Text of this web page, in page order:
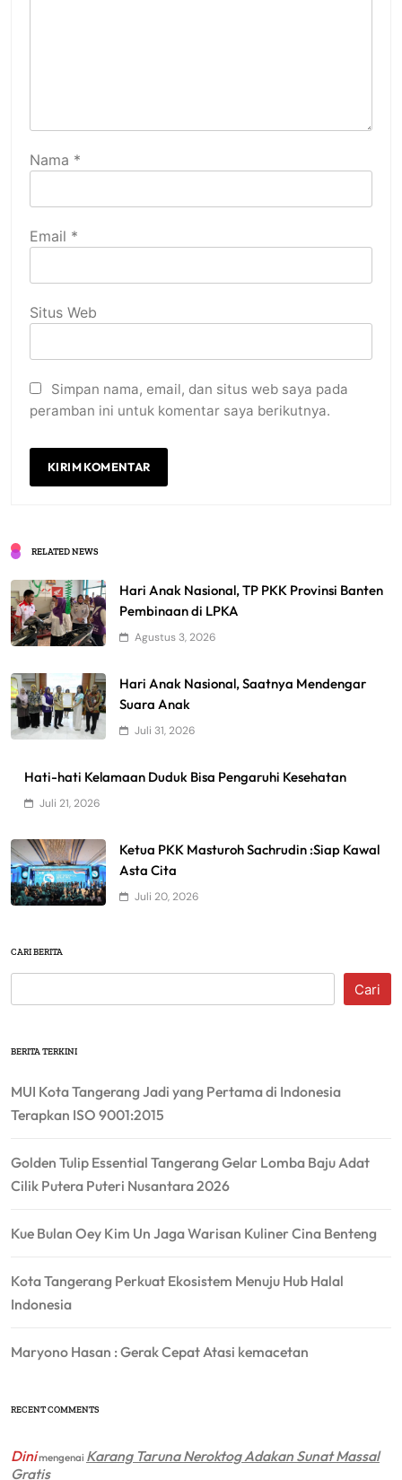
Nama *
Email *
Situs Web
Simpan nama, email, dan situs web saya pada
peramban ini untuk komentar saya berikutnya.
RELATED NEWS
Hari Anak Nasional, TP PKK Provinsi Banten
Pembinaan di LPKA
Agustus 3, 2026
Hari Anak Nasional, Saatnya Mendengar
Suara Anak
Juli 31, 2026
Hati-hati Kelamaan Duduk Bisa Pengaruhi Kesehatan
Juli 21, 2026
Ketua PKK Masturoh Sachrudin :Siap Kawal
Asta Cita
Juli 20, 2026
CARI BERITA
Cari
BERITA TERKINI
MUI Kota Tangerang Jadi yang Pertama di Indonesia
Terapkan ISO 9001:2015
Golden Tulip Essential Tangerang Gelar Lomba Baju Adat
Cilik Putera Puteri Nusantara 2026
Kue Bulan Oey Kim Un Jaga Warisan Kuliner Cina Benteng
Kota Tangerang Perkuat Ekosistem Menuju Hub Halal
Indonesia
Maryono Hasan : Gerak Cepat Atasi kemacetan
RECENT COMMENTS
Dinimengenai Karang Taruna Neroktog Adakan Sunat Massal
Gratis